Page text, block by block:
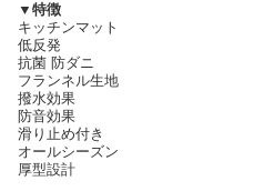
▼特徴
キッチンマット
低反発
抗菌 防ダニ
フランネル生地
撥水効果
防音効果
滑り止め付き
オールシーズン
厚型設計